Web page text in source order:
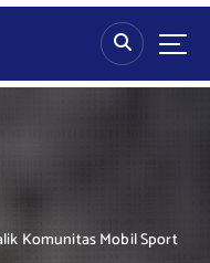
Komunitas Mobil Sport